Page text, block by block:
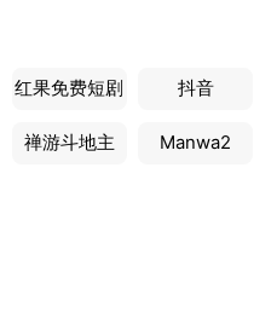
红果免费短剧 抖音
禅游斗地主 Manwa2